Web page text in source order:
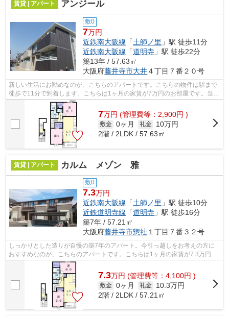
賃貸 | アパート アンジール
敷0
7万円
近鉄南大阪線 「土師ノ里 」駅 徒歩11分
近鉄南大阪線 「道明寺 」駅 徒歩22分
築13年 / 57.63㎡
大阪府藤井寺市大井４丁目７番２０号
新しい生活にお勧めなのが、こちらのアパートです。こちらの物件は駅まで
徒歩で11分で到着します。こちらは1ヶ月の家賃が7万円のお部屋です。当社
イチオシの物件の「アンジール」。ぜ...
7万円 (管理費等：2,900円 )
敷金 0ヶ月 礼金
10万円
2階 / 2LDK / 57.63㎡
賃貸 | アパート カルム メゾン 雅
敷0
7.3万円
近鉄南大阪線 「土師ノ里 」駅 徒歩10分
近鉄道明寺線 「道明寺 」駅 徒歩16分
築7年 / 57.21㎡
大阪府藤井寺市惣社 １丁目７番３２号
しっかりとした造りが自慢の築7年のアパート。今引っ越しをお考えの方に
おすすめなのが、こちらのアパートです。こちらは1ヶ月の家賃が7.3万円の
お部屋です。気になるイチオシ物件情報...
7.3万円 (管理費等：4,100円 )
敷金 0ヶ月 礼金
10.3万円
2階 / 2LDK / 57.21㎡